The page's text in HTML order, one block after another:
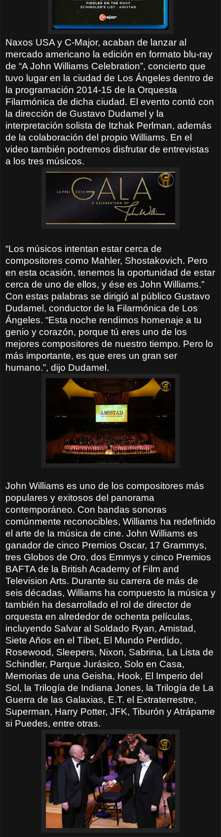
Naxos USA y C-Major, acaban de lanzar al
mercado americano la edición en formato blu-ray
de “A John Williams Celebration”, concierto que
tuvo lugar en la ciudad de Los Ángeles dentro de
la programación 2014-15 de la Orquesta
Filarmónica de dicha ciudad. El evento contó con
la dirección de Gustavo Dudamel y la
interpretación solista de Itzhak Perlman, además
de la colaboración del propio Williams. En el
video también podremos disfrutar de entrevistas
a los tres músicos.
“Los músicos intentan estar cerca de
compositores como Mahler, Shostakovich. Pero
en esta ocasión, tenemos la oportunidad de estar
cerca de uno de ellos, y ése es John Williams.”
Con estas palabras se dirigió al público Gustavo
Dudamel, conductor de la Filarmónica de Los
Ángeles. “Esta noche rendimos homenaje a tu
genio y corazón, porque tú eres uno de los
mejores compositores de nuestro tiempo. Pero lo
más importante, es que eres un gran ser
humano.”, dijo Dudamel.
John Williams es uno de los compositores más
populares y exitosos del panorama
contemporáneo. Con bandas sonoras
comúnmente reconocibles, Williams ha redefinido
el arte de la música de cine. John Williams es
ganador de cinco Premios Oscar, 17 Grammys,
tres Globos de Oro, dos Emmys y cinco Premios
BAFTA de la British Academy of Film and
Television Arts. Durante su carrera de más de
seis décadas, Williams ha compuesto la música y
también ha desarrollado el rol de director de
orquesta en alrededor de ochenta películas,
incluyendo Salvar al Soldado Ryan, Amistad,
Siete Años en el Tíbet, El Mundo Perdido,
Rosewood, Sleepers, Nixon, Sabrina, La Lista de
Schindler, Parque Jurásico, Solo en Casa,
Memorias de una Geisha, Hook, El Imperio del
Sol, la Trilogía de Indiana Jones, la Trilogía de La
Guerra de las Galaxias, E.T. el Extraterrestre,
Superman, Harry Potter, JFK, Tiburón y Atrápame
si Puedes, entre otras.